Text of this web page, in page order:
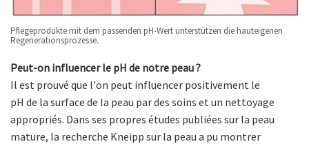
Pflegeprodukte mit dem passenden pH-Wert unterstützen die hauteigenen
Regenerationsprozesse.
Peut-on influencer le pH de notre peau ?
Il est prouvé que l'on peut influencer positivement le
pH de la surface de la peau par des soins et un nettoyage
appropriés. Dans ses propres études publiées sur la peau
mature, la recherche Kneipp sur la peau a pu montrer